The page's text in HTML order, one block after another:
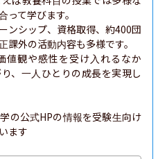
て学びます。
ンシップ、資格取得、約400団
外の活動内容も多様です。
値観や感性を受け入れるなか
、一人ひとりの成長を実現し
の公式HPの情報を受験生向け
ます